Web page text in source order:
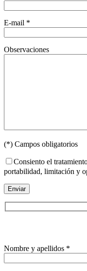
E-mail *
Observaciones
(*) Campos obligatorios
Consiento el
portabilidad, limitación y
Nombre y apellidos *